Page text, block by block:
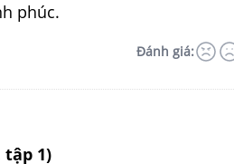
phúc.
Đánh giá:
tập 1)